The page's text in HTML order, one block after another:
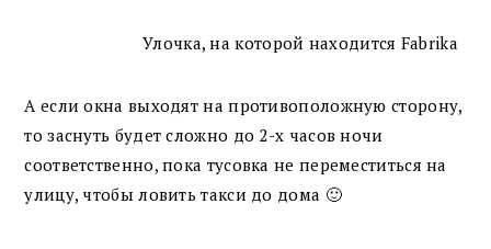
Улочка, на которой находится Fabrika
А если окна выходят на противоположную сторону,
то заснуть будет сложно до 2-х часов ночи
соответственно, пока тусовка не переместиться на
улицу, чтобы ловить такси до дома 🙂